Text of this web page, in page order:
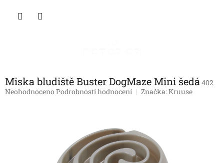
Miska bludiště Buster DogMaze Mini šedá 402
Průměrné
Neohodnoceno Podrobnosti hodnocení Značka:Kruuse